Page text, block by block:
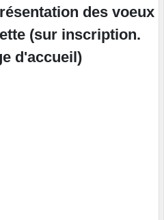
des voeux
(sur inscription.
d'accueil)